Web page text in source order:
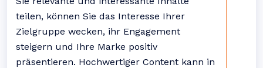
teilen, können Sie das Interesse Ihrer
Zielgruppe wecken, ihr Engagement
steigern und Ihre Marke positiv
präsentieren. Hochwertiger Content kann in